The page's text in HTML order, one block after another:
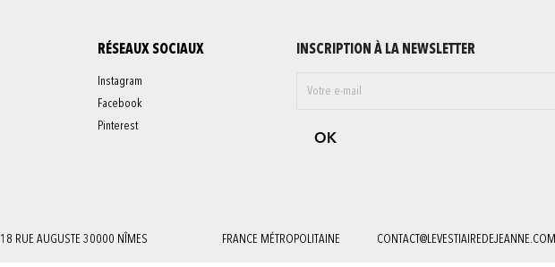
RÉSEAUX SOCIAUX
Instagram
Facebook
Pinterest
INSCRIPTION À LA NEWSLETTER
18 RUE AUGUSTE 30000 NÎMES FRANCE MÉTROPOLITAINE CONTACT@LEVESTIAIREDEJEANNE.COM